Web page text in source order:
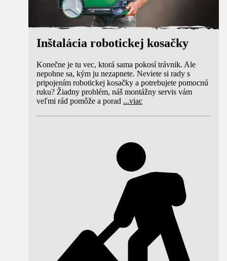
Inštalácia robotickej kosačky
Konečne je tu vec, ktorá sama pokosí trávnik. Ale
nepohne sa, kým ju nezapnete. Neviete si rady s
pripojením robotickej kosačky a potrebujete pomocnú
ruku? Žiadny problém, náš montážny servis vám
veľmi rád pomôže a porad ...viac